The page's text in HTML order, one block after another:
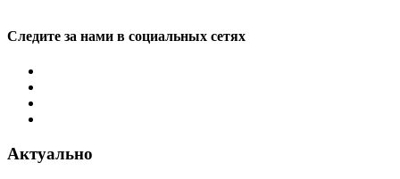
Следите за нами в социальных сетях
Актуально